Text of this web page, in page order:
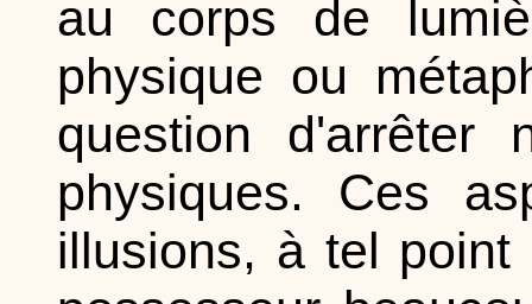
au corps de
physique ou
question d'arrêter
physiques. Ces
illusions, à tel